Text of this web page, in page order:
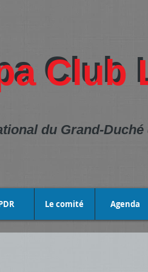
Club
du Grand-
Le comité Agenda